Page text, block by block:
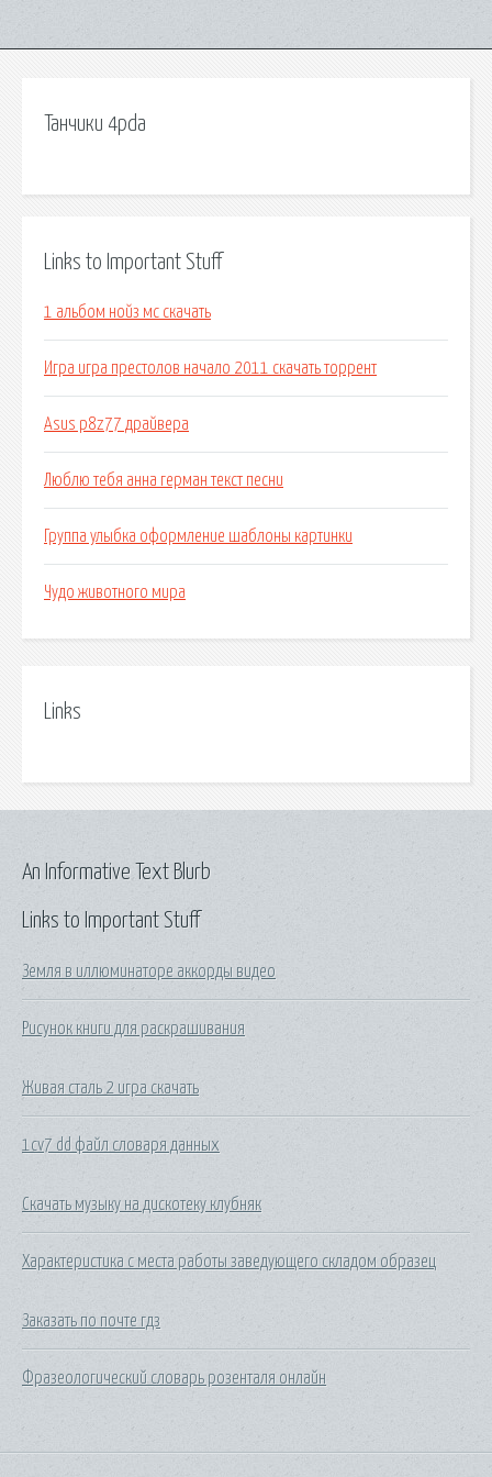
Танчики 4pda
Links to Important Stuff
1 альбом нойз мс скачать
Игра игра престолов начало 2011 скачать торрент
Asus p8z77 драйвера
Люблю тебя анна герман текст песни
Группа улыбка оформление шаблоны картинки
Чудо животного мира
Links
Links to Important Stuff
Земля в иллюминаторе аккорды видео
Рисунок книги для раскрашивания
Живая сталь 2 игра скачать
1cv7 dd файл словаря данных
Скачать музыку на дискотеку клубняк
Характеристика с места работы заведующего складом образец
Заказать по почте гдз
Фразеологический словарь розенталя онлайн
An Informative Text Blurb